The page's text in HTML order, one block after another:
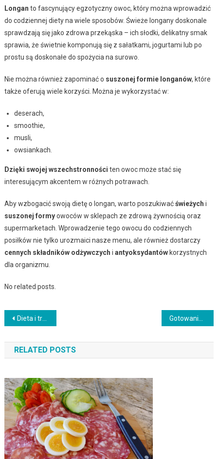
Longan to fascynujący egzotyczny owoc, który można wprowadzić
do codziennej diety na wiele sposobów. Świeże longany doskonale
sprawdzają się jako zdrowa przekąska – ich słodki, delikatny smak
sprawia, że świetnie komponują się z sałatkami, jogurtami lub po
prostu są doskonałe do spożycia na surowo.
Nie można również zapominać o suszonej formie longanów, które
także oferują wiele korzyści. Można je wykorzystać w:
deserach,
smoothie,
musli,
owsiankach.
Dzięki swojej wszechstronności ten owoc może stać się
interesującym akcentem w różnych potrawach.
Aby wzbogacić swoją dietę o longan, warto poszukiwaćświeżych i
suszonej formyowoców w sklepach ze zdrową żywnością oraz
supermarketach. Wprowadzenie tego owocu do codziennych
posiłków nie tylko urozmaici nasze menu, ale również dostarczy
cennych składników odżywczych i antyoksydantówkorzystnych
dla organizmu.
No related posts.
Nawigacja
wpisu
Dieta i trening odchudzający: skuteczne połączenie dla sukcesu
RELATED POSTS